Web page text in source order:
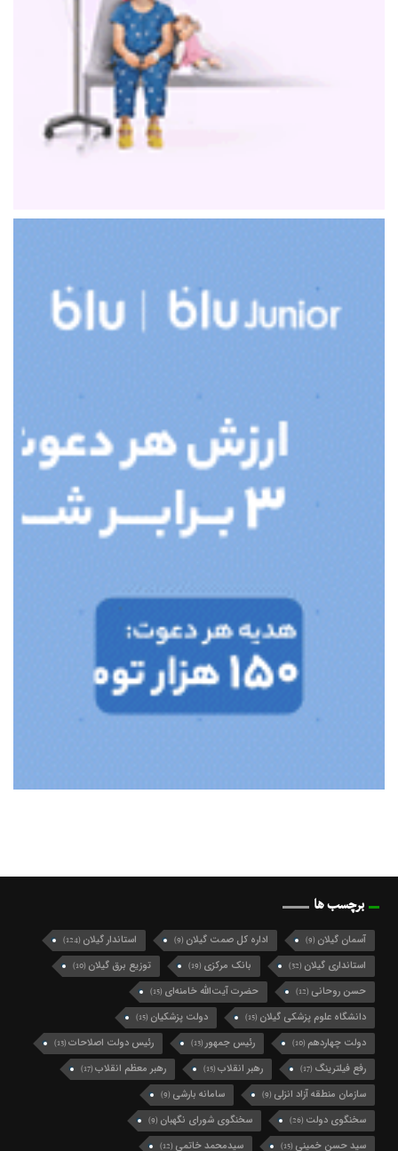
برچسب ها
آسمان گیلان (9) اداره کل صمت گیلان (9) استاندار گیلان (124)
استانداری گیلان (32) بانک مرکزی (19) توزیع برق گیلان (10)
حسن روحانی (12) حضرت آیت‌الله خامنه‌ای (15)
دانشگاه علوم پزشکی گیلان (15) دولت پزشکیان (15)
دولت چهاردهم (10) رئیس جمهور(13) رئیس دولت اصلاحات(13)
رفع فیلترینگ (17) رهبر انقلاب(15) رهبر معظم انقلاب(17)
سازمان منطقه آزاد انزلی (9) سامانه بارشی (9)
سخنگوی دولت (26) سخنگوی شورای نگهبان (9)
سید حسن خمینی (15) سیدمحمد خاتمی (12)